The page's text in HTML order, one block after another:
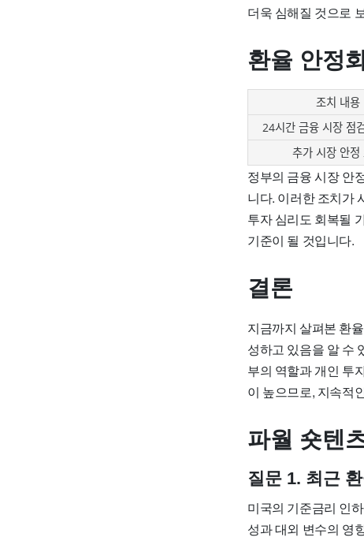
더욱 심해질 것으로
환율 안정
조치 내용
24시간 금융 시장 점
추가 시장 안정
정부의 금융 시장 안
니다. 이러한 조치가
투자 심리도 회복될
기준이 될 것입니다.
결론
지금까지 살펴본 환
성하고 있음을 알 수
부의 역할과 개인 투
이 높으므로, 지속적
파월 숏텐
질문 1. 최근
미국의 기준금리 인
성과 대외 변수의 영